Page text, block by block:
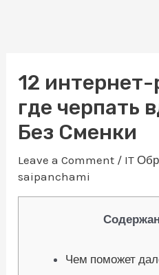
12 интернет-
где черпать
Без Сменки
Leave a Comment / IT
saipanchami
Чем поможет